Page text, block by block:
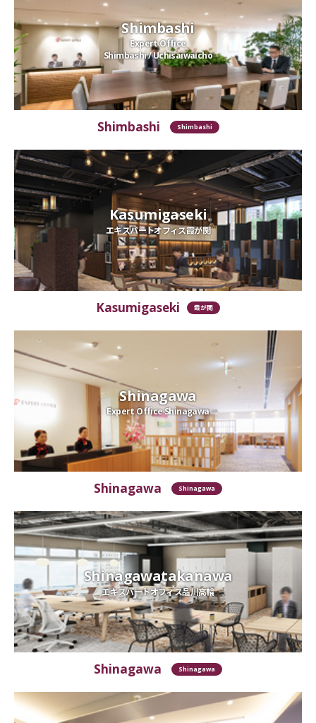
Shimbashi
Expert Office
Shimbashi / Uchisaiwaicho
Shimbashi Shimbashi
Kasumigaseki
エキスパートオフィス霞が関
Kasumigaseki 霞が関
Shinagawa
Expert Office Shinagawa
Shinagawa Shinagawa
Shinagawatakanawa
エキスパートオフィス品川高輪
Shinagawa Shinagawa